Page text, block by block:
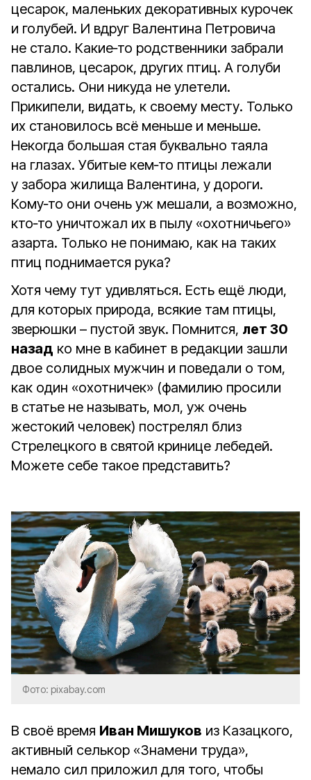
цесарок, маленьких декоративных курочек
и голубей. И вдруг Валентина Петровича
не стало. Какие‑то родственники забрали
павлинов, цесарок, других птиц. А голуби
остались. Они никуда не улетели.
Прикипели, видать, к своему месту. Только
их становилось всё меньше и меньше.
Некогда большая стая буквально таяла
на глазах. Убитые кем‑то птицы лежали
у забора жилища Валентина, у дороги.
Кому‑то они очень уж мешали, а возможно,
кто‑то уничтожал их в пылу «охотничьего»
азарта. Только не понимаю, как на таких
птиц поднимается рука?
Хотя чему тут удивляться. Есть ещё люди,
для которых природа, всякие там птицы,
зверюшки – пустой звук. Помнится, лет 30
назад ко мне в кабинет в редакции зашли
двое солидных мужчин и поведали о том,
как один «охотничек» (фамилию просили
в статье не называть, мол, уж очень
жестокий человек) пострелял близ
Стрелецкого в святой кринице лебедей.
Можете себе такое представить?
Фото: pixabay.com
В своё время Иван Мишуков из Казацкого,
активный селькор «Знамени труда»,
немало сил приложил для того, чтобы